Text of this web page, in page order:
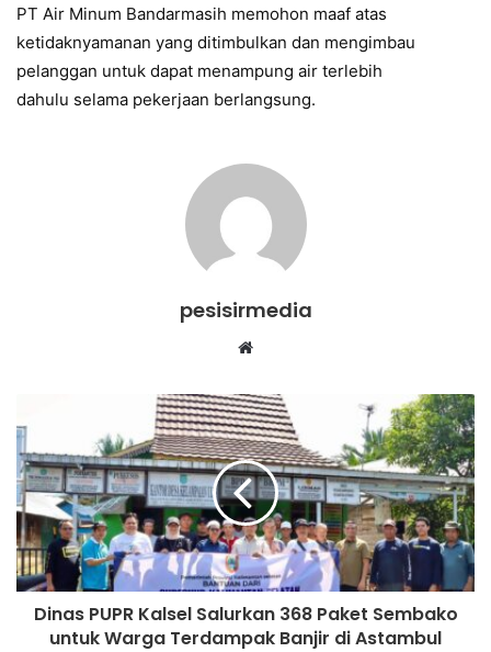
PT Air Minum Bandarmasih memohon maaf atas
ketidaknyamanan yang ditimbulkan dan mengimbau
pelanggan untuk dapat menampung air terlebih
dahulu selama pekerjaan berlangsung.
pesisirmedia
Website
Dinas PUPR Kalsel Salurkan 368 Paket Sembako
untuk Warga Terdampak Banjir di Astambul